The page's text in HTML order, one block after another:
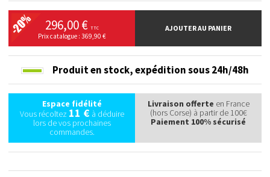
296,00 € TTC
Prix catalogue : 369,90 €
AJOUTER AU PANIER
Produit en stock,expédition sous 24h/48h
Espace fidélité
Vous récoltez 11 €à déduire
lors de vos prochaines
commandes.
Livraison offerte en France
(hors Corse) à partir de 100€
Paiement 100% sécurisé